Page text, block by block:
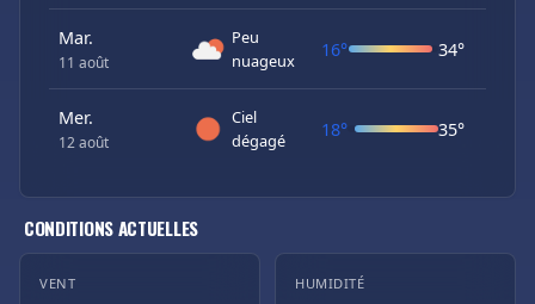
Mar.
11 août
Peu
nuageux
16° 34°
Mer.
12 août
Ciel
dégagé
18° 35°
CONDITIONS ACTUELLES
VENT HUMIDITÉ